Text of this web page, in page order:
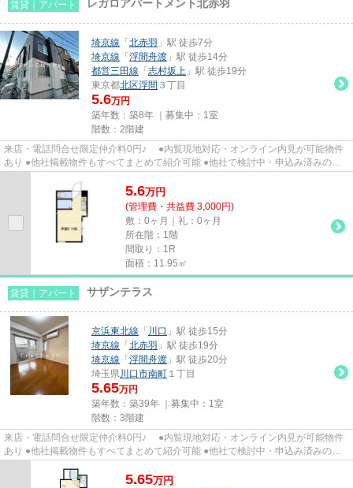
賃貸｜アパート レガロアパートメント北赤羽
埼京線 「 北赤羽 」駅 徒歩7分
埼京線 「 浮間舟渡 」駅 徒歩14分
都営三田線 「 志村坂上 」駅 徒歩19分
東京都北区浮間 ３丁目
5.6万円
築年数：築8年 ｜募集中： 1室
階数：2階建
来店・電話問合せ限定仲介料0円♪ ●内覧現地対応・オンライン内見が可能物件
あり ●他社掲載物件もすべてまとめて紹介可能 ●他社で検討中・申込み済みのお
5.6万円
(管理費・共益費 3,000円)
敷：0ヶ月｜礼：0ヶ月
所在階：1階
間取り：1R
面積：11.95㎡
賃貸｜アパート サザンテラス
京浜東北線 「 川口 」駅 徒歩15分
埼京線 「 北赤羽 」駅 徒歩19分
埼京線 「 浮間舟渡 」駅 徒歩20分
埼玉県川口市南町 １丁目
5.65万円
築年数：築39年 ｜募集中： 1室
階数：3階建
来店・電話問合せ限定仲介料0円♪ ●内覧現地対応・オンライン内見が可能物件
あり ●他社掲載物件もすべてまとめて紹介可能 ●他社で検討中・申込み済みのお
5.65万円